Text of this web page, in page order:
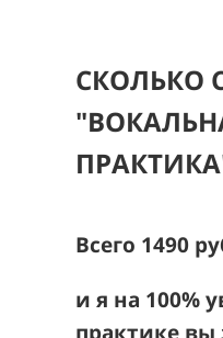
СКОЛЬКО
Всего 1490
и я на 100%
практике